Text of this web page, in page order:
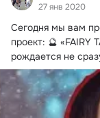
27 янв 2020
Сегодня мы вам
проект: 🔮 «FAIRY
рождается не